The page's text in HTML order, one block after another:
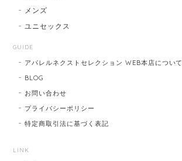
メンズ
ユニセックス
GUIDE
アパレルネクストセレクション WEB本店について
BLOG
お問い合わせ
プライバシーポリシー
特定商取引法に基づく表記
LINK